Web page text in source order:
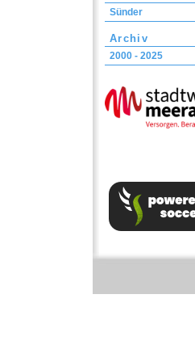
Sünder
Archiv
2000 - 2025